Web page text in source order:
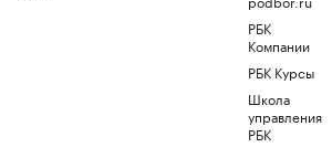
РБК
Компании
РБК Курсы
Школа
управления
РБК